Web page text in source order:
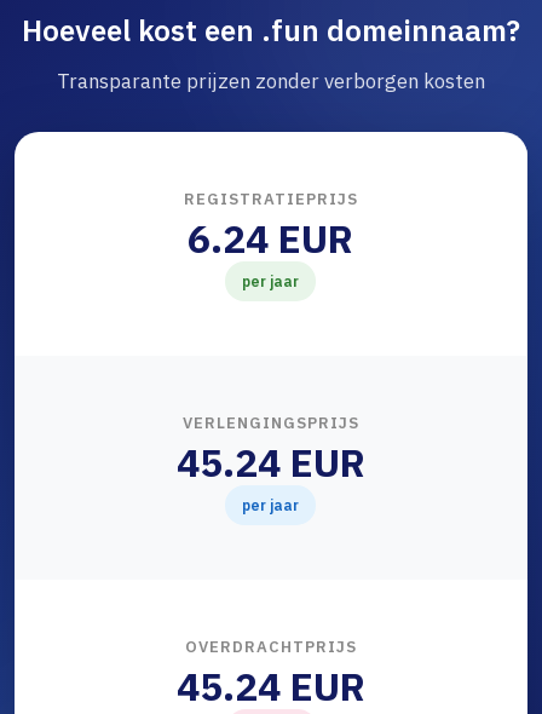
Hoeveel kost een .fun domeinnaam?
Transparante prijzen zonder verborgen kosten
REGISTRATIEPRIJS
6.24 EUR
per jaar
VERLENGINGSPRIJS
45.24 EUR
per jaar
OVERDRACHTPRIJS
45.24 EUR